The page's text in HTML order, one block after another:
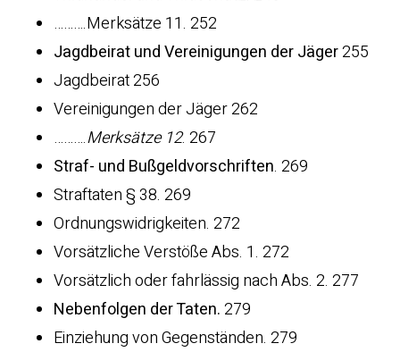
……….Merksätze 11. 252
Jagdbeirat und Vereinigungen der Jäger255
Jagdbeirat 256
Vereinigungen der Jäger 262
……….Merksätze 12. 267
Straf- und Bußgeldvorschriften. 269
Straftaten § 38. 269
Ordnungswidrigkeiten. 272
Vorsätzliche Verstöße Abs. 1. 272
Vorsätzlich oder fahrlässig nach Abs. 2. 277
Nebenfolgen der Taten.279
Einziehung von Gegenständen. 279